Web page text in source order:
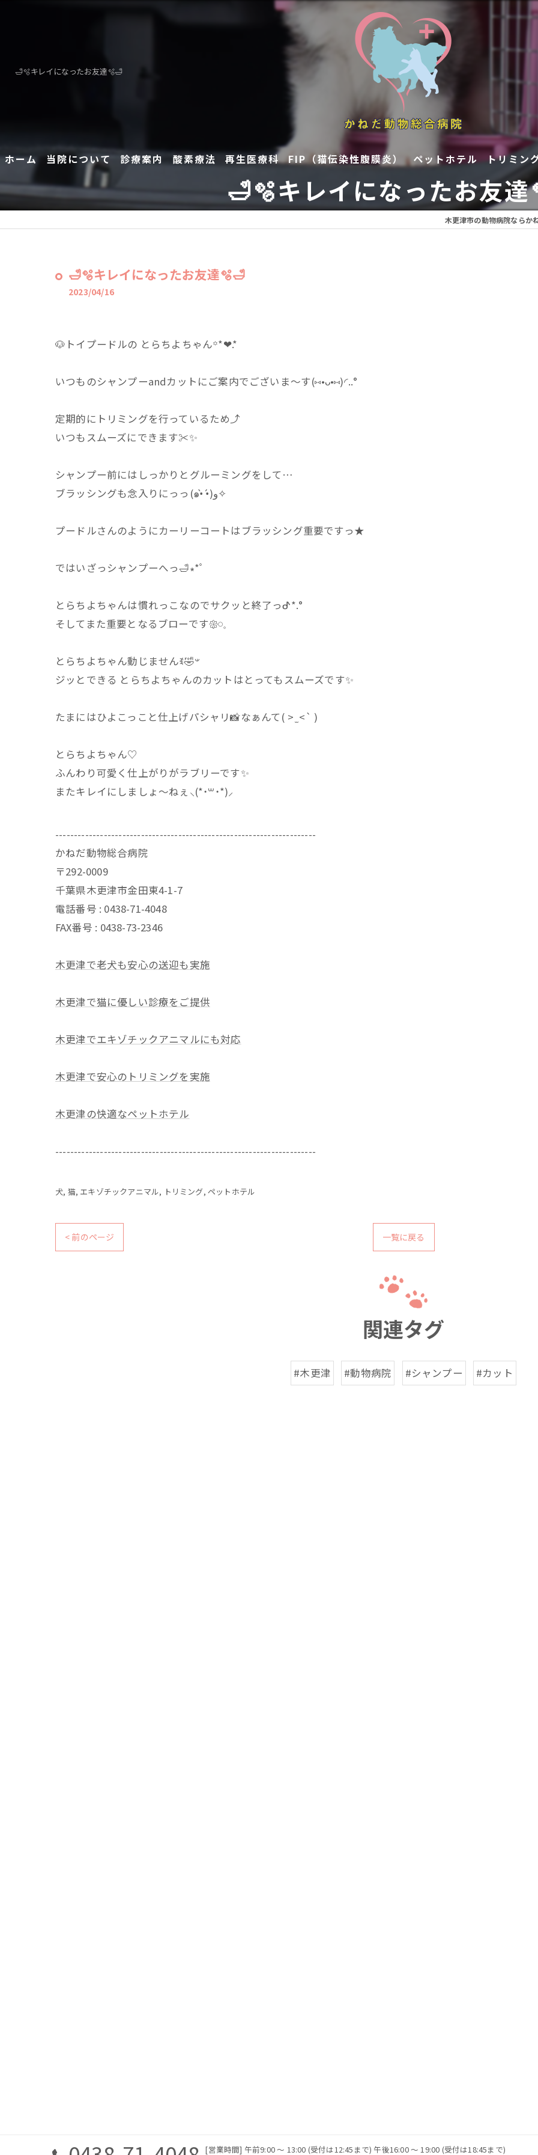
🛁🫧キレイになったお友達🫧🛁
ホーム 当院について 診療案内 酸素療法 再生医療科 FIP（猫伝染性腹膜炎） ペットホテル トリミン
🛁🫧キレイになったお友達
木更津市の動物病院ならか
🛁🫧キレイになったお友達🫧🛁
2023/04/16
🐶トイプードルの とらちよちゃん꙳*❤︎.*
いつものシャンプーandカットにご案内でございま～す(⑅•ᴗ•⑅)◜..°
定期的にトリミングを行っているため⤴︎
いつもスムーズにできます✂️✨️
シャンプー前にはしっかりとグルーミングをして…
ブラッシングも念入りにっっ(๑•̀ •́)و✧
プードルさんのようにカーリーコートはブラッシング重要ですっ★
ではいざっシャンプーへっ🛁∗*ﾟ
とらちよちゃんは慣れっこなのでサクッと終了っᕷ*.°
そしてまた重要となるブローです𑁍𓏸𓈒
とらちよちゃん動じませんꉂ🤣𐤔
ジッとできる とらちよちゃんのカットはとってもスムーズです✨️
たまにはひよこっこと仕上げパシャリ📸なぁんて( >‎ ̫ <` )
とらちよちゃん♡
ふんわり可愛く仕上がりがラブリーです✨️
またキレイにしましょ～ねぇ⸜(*˙꒳˙*)⸝
----------------------------------------------------------------------
かねだ動物総合病院
〒292-0009
千葉県木更津市金田東4-1-7
電話番号 : 0438-71-4048
FAX番号 : 0438-73-2346
木更津で老犬も安心の送迎も実施
木更津で猫に優しい診療をご提供
木更津でエキゾチックアニマルにも対応
木更津で安心のトリミングを実施
木更津の快適なペットホテル
----------------------------------------------------------------------
犬 猫 エキゾチックアニマル トリミング ペットホテル
< 前のページ 一覧に戻る
関連タグ
#木更津 #動物病院 #シャンプー #カット
[営業時間] 午前9:00 〜 13:00 (受付は12:45まで) 午後16:00 〜 19:00 (受付は18:45まで)